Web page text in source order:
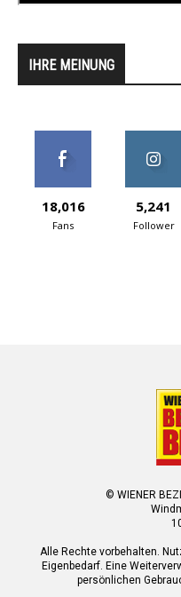
IHRE MEINUNG
18,016
Fans
5,241
Follower
© WIENER
Alle Rechte vorbehalten.
Eigenbedarf. Eine
persönlichen